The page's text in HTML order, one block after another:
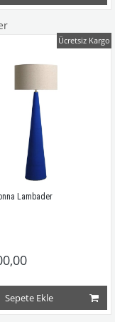
Lambader
Sepete Ekle
Ücretsiz Kargo